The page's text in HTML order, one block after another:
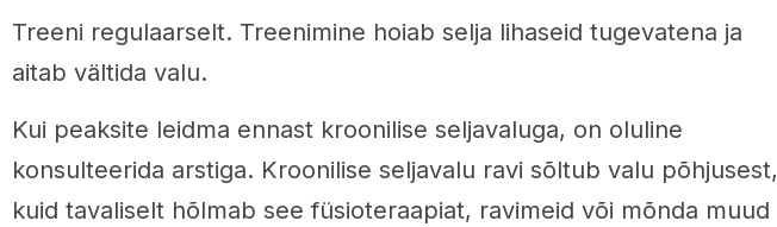
Treeni regulaarselt. Treenimine hoiab selja lihaseid tugevatena ja
aitab vältida valu.
Kui peaksite leidma ennast kroonilise seljavaluga, on oluline
konsulteerida arstiga. Kroonilise seljavalu ravi sõltub valu põhjusest,
kuid tavaliselt hõlmab see füsioteraapiat, ravimeid või mõnda muud